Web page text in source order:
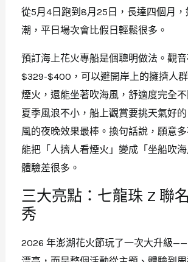
從5月4日跑到8月25日，長達四個月，
潮，平日場次會比假日輕鬆很多。
預訂海上花火專船是個聰明做法。觀
$329-$400，可以避開岸上的擁擠人
煙火，還能坐著吹海風，舒適度完全
夏季風浪不小，船上觀賞要挑天氣好
風的夜晚效果最棒。換句話說，願意
能把「人擠人看煙火」變成「坐船吹海
體驗差很多。
三大亮點：七龍珠 Z 聯
秀
2026 年澎湖花火節玩了一次大升級